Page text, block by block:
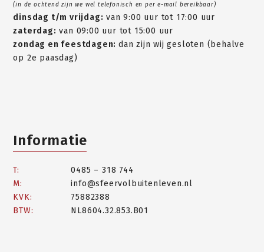
(in de ochtend zijn we wel telefonisch en per e-mail bereikbaar)
dinsdag t/m vrijdag: van 9:00 uur tot 17:00 uur
zaterdag: van 09:00 uur tot 15:00 uur
zondag en feestdagen:dan zijn wij gesloten (behalve
op 2e paasdag)
Informatie
T:
0485 – 318 744
M:
info@sfeervolbuitenleven.nl
KVK:
75882388
BTW:
NL8604.32.853.B01